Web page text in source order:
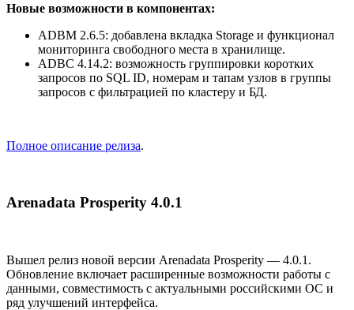
Новые возможности в компонентах:
ADBM 2.6.5: добавлена вкладка Storage и функционал
мониторинга свободного места в хранилище.
ADBC 4.14.2: возможность группировки коротких
запросов по SQL ID, номерам и тапам узлов в группы
запросов с фильтрацией по кластеру и БД.
Полное описание релиза.
Arenadata Prosperity 4.0.1
Вышел релиз новой версии Arenadata Prosperity — 4.0.1.
Обновление включает расширенные возможности работы с
данными, совместимость с актуальными российскими ОС и
ряд улучшений интерфейса.